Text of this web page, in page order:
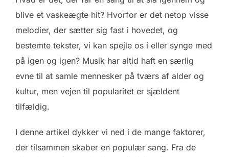
blive et vaskeægte hit? Hvorfor er det netop visse
melodier, der sætter sig fast i hovedet, og
bestemte tekster, vi kan spejle os i eller synge med
på igen og igen? Musik har altid haft en særlig
evne til at samle mennesker på tværs af alder og
kultur, men vejen til popularitet er sjældent
tilfældig.
I denne artikel dykker vi ned i de mange faktorer,
der tilsammen skaber en populær sang. Fra de